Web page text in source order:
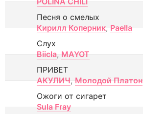
Песня о смелых
Кирилл Коперник, Paella
Слух
Biicla, MAYOT
ПРИВЕТ
АКУЛИЧ, Молодой Платон
Ожоги от сигарет
Sula Fray